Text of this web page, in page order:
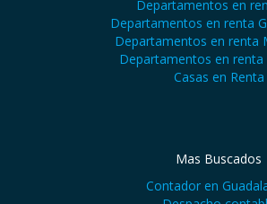
Departamentos en
Departamentos en renta
Departamentos en renta
Departamentos en renta
Casas en Renta
Mas Buscados
Contador en